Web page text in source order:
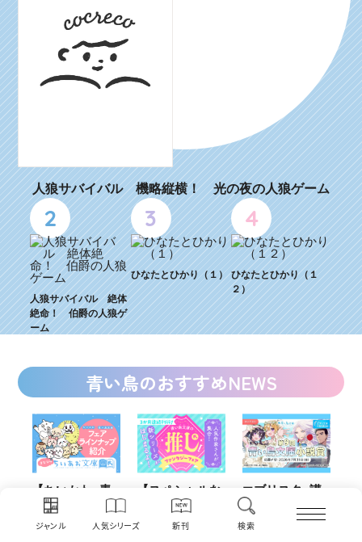
ジャンル 人気シリーズ 新刊 検索
人狼サバイバル 機略縦横！ 光の夜の人狼ゲーム
2
人狼サバイバル 絶体
絶命！ 伯爵の人狼ゲ
ーム
3
ひなたとひかり（１）
4
ひなたとひかり（１
２）
青い鳥のおすすめNEWS
【スペシャルな
おしらせ】青い
鳥文庫の「推
エブリスタ×講
談社青い鳥文庫
第９回小説賞開
【速報】『黒魔
女さんが通
る‼』ついにコ